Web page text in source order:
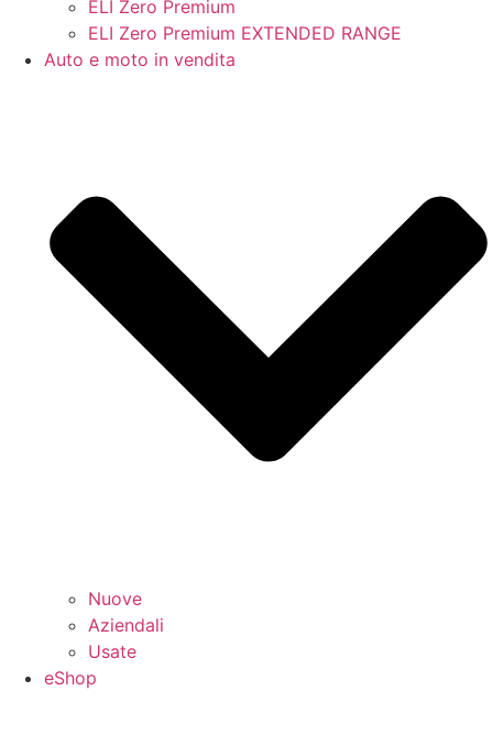
ELI Zero Premium
ELI Zero Premium EXTENDED RANGE
Auto e moto in vendita
Nuove
Aziendali
Usate
eShop